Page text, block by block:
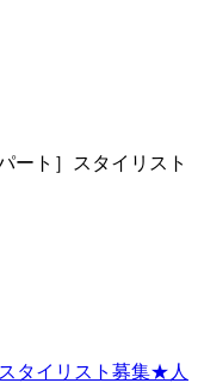
ート］スタイリスト
タイリスト募集★人